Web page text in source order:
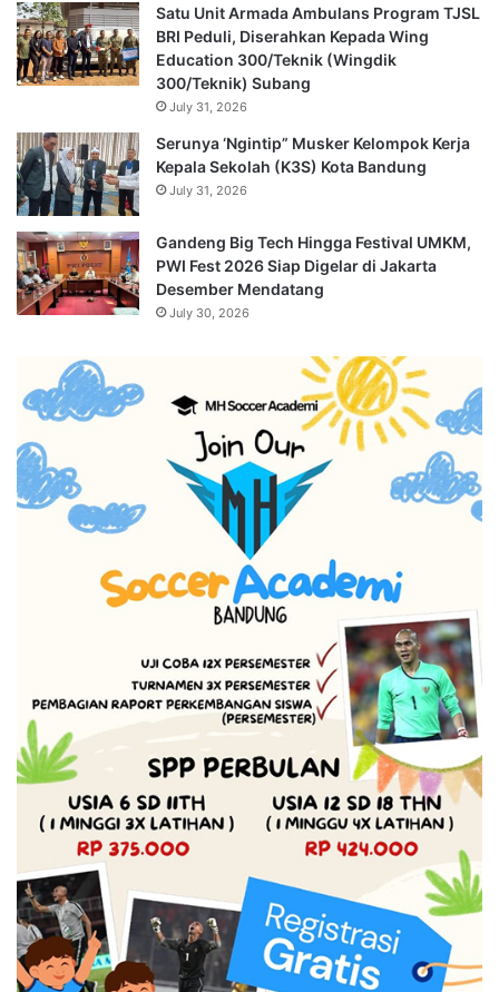
Satu Unit Armada Ambulans Program TJSL
BRI Peduli, Diserahkan Kepada Wing
Education 300/Teknik (Wingdik
300/Teknik) Subang
July 31, 2026
Serunya ‘Ngintip” Musker Kelompok Kerja
Kepala Sekolah (K3S) Kota Bandung
July 31, 2026
Gandeng Big Tech Hingga Festival UMKM,
PWI Fest 2026 Siap Digelar di Jakarta
Desember Mendatang
July 30, 2026